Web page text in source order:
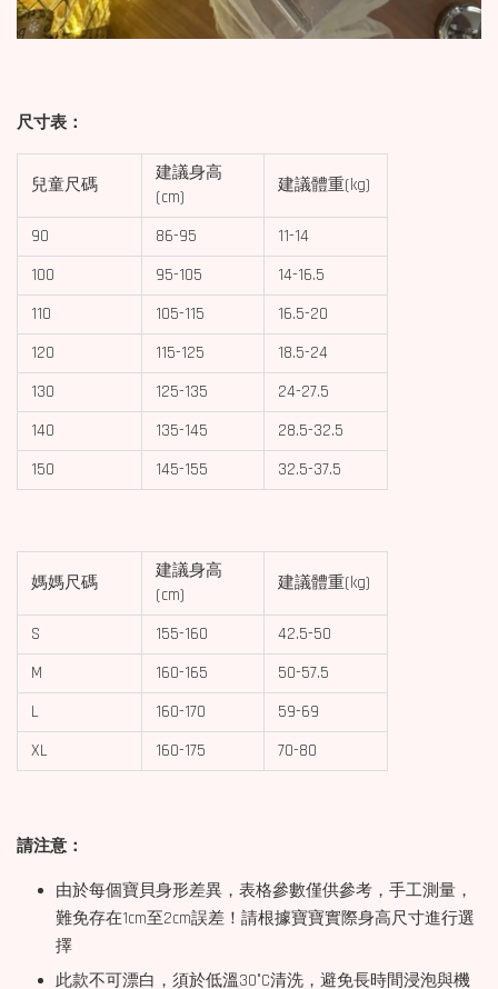
尺寸表：
兒童尺碼
建議身高
(cm)
建議體重(kg)
90 86-95
11-14
100
95-105
14-16.5
110
105-115
16.5-20
120
115-125
18.5-24
130
125-135
24-27.5
140
135-145
28.5-32.5
150
145-155 32.5-37.5
媽媽尺碼
建議身高
(cm)
建議體重(kg)
S 155-160
42.5-50
M
160-165
50-57.5
L
160-170
59-69
XL
160-175 70-80
請注意：
由於每個寶貝身形差異，表格參數僅供參考，手工測量，
難免存在1cm至2cm誤差！請根據寶寶實際身高尺寸進行選
擇
此款不可漂白，須於低溫30°C清洗，避免長時間浸泡與機